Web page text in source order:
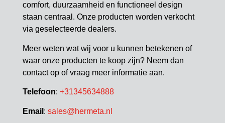
comfort, duurzaamheid en functioneel design
staan centraal. Onze producten worden verkocht
via geselecteerde dealers.
Meer weten wat wij voor u kunnen betekenen of
waar onze producten te koop zijn? Neem dan
contact op of vraag meer informatie aan.
Telefoon: +31345634888
Email : sales@hermeta.nl